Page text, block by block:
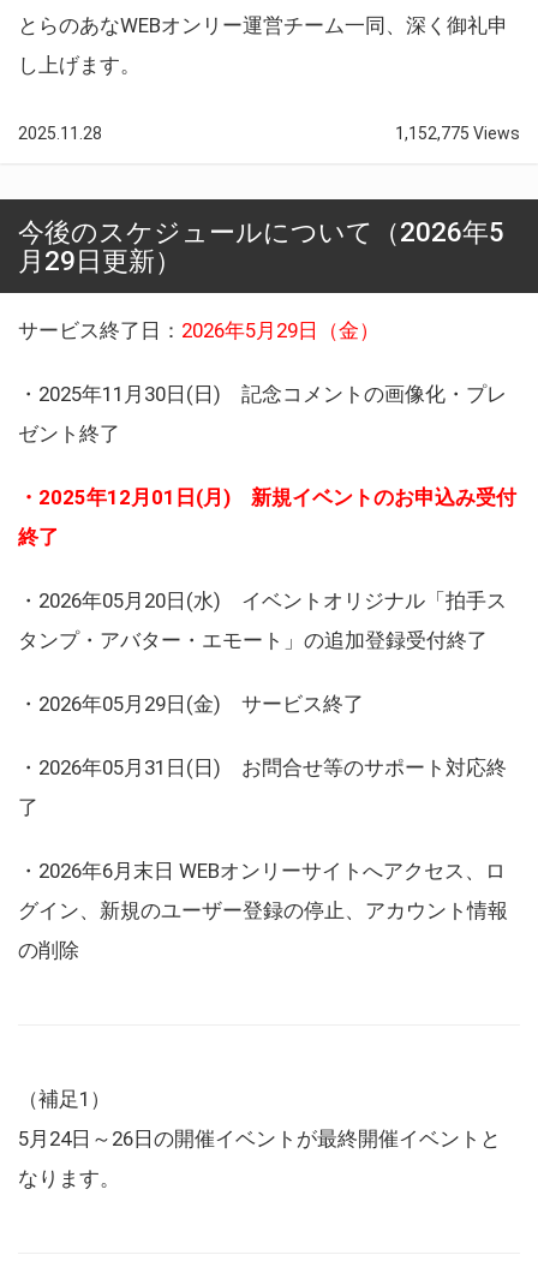
とらのあなWEBオンリー運営チーム一同、深く御礼申
し上げます。
2025.11.28 1,152,775 Views
今後のスケジュールについて（2026年5
月29日更新）
サービス終了日： 2026年5月29日（金）
・2025年11月30日(日) 記念コメントの画像化・プレ
ゼント終了
・2025年12月01日(月) 新規イベントのお申込み受付
終了
・2026年05月20日(水) イベントオリジナル「拍手ス
タンプ・アバター・エモート」の追加登録受付終了
・2026年05月29日(金) サービス終了
・2026年05月31日(日) お問合せ等のサポート対応終
了
・2026年6月末日 WEBオンリーサイトへアクセス、ロ
グイン、新規のユーザー登録の停止、アカウント情報
の削除
（補足1）
5月24日～26日の開催イベントが最終開催イベントと
なります。